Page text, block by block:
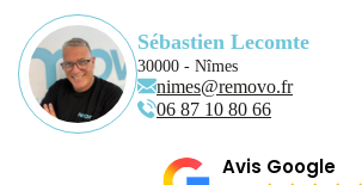
Sébastien Lecomte
30000 - Nîmes
nimes@removo.fr
06 87 10 80 66
Avis Google